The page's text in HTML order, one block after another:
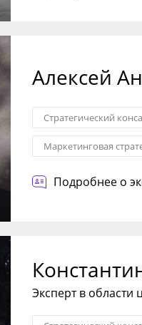
Алексей
Стратегический
Маркетинговая
Стратегия
Подробнее о
Эксперт в